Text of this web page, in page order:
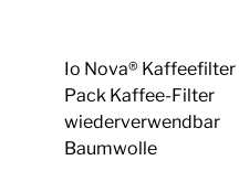
Io Nova® Kaffeefilter
Pack Kaffee-Filter
wiederverwendbar
Baumwolle